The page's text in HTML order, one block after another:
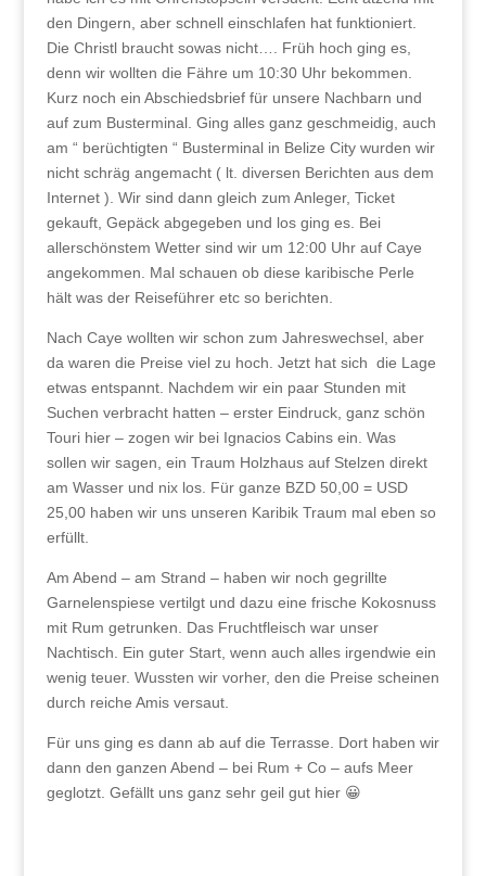
den Dingern, aber schnell einschlafen hat funktioniert.
Die Christl braucht sowas nicht…. Früh hoch ging es,
denn wir wollten die Fähre um 10:30 Uhr bekommen.
Kurz noch ein Abschiedsbrief für unsere Nachbarn und
auf zum Busterminal. Ging alles ganz geschmeidig, auch
am “ berüchtigten “ Busterminal in Belize City wurden wir
nicht schräg angemacht ( lt. diversen Berichten aus dem
Internet ). Wir sind dann gleich zum Anleger, Ticket
gekauft, Gepäck abgegeben und los ging es. Bei
allerschönstem Wetter sind wir um 12:00 Uhr auf Caye
angekommen. Mal schauen ob diese karibische Perle
hält was der Reiseführer etc so berichten.
Nach Caye wollten wir schon zum Jahreswechsel, aber
da waren die Preise viel zu hoch. Jetzt hat sich die Lage
etwas entspannt. Nachdem wir ein paar Stunden mit
Suchen verbracht hatten – erster Eindruck, ganz schön
Touri hier – zogen wir bei Ignacios Cabins ein. Was
sollen wir sagen, ein Traum Holzhaus auf Stelzen direkt
am Wasser und nix los. Für ganze BZD 50,00 = USD
25,00 haben wir uns unseren Karibik Traum mal eben so
erfüllt.
Am Abend – am Strand – haben wir noch gegrillte
Garnelenspiese vertilgt und dazu eine frische Kokosnuss
mit Rum getrunken. Das Fruchtfleisch war unser
Nachtisch. Ein guter Start, wenn auch alles irgendwie ein
wenig teuer. Wussten wir vorher, den die Preise scheinen
durch reiche Amis versaut.
Für uns ging es dann ab auf die Terrasse. Dort haben wir
dann den ganzen Abend – bei Rum + Co – aufs Meer
geglotzt. Gefällt uns ganz sehr geil gut hier 😀